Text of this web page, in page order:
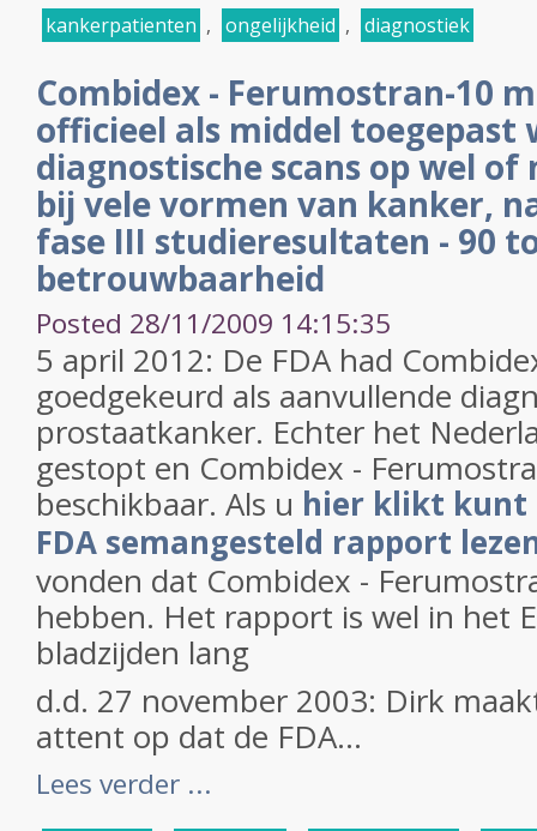
kankerpatienten , ongelijkheid , diagnostiek
Combidex - Ferumostran-10
officieel als middel toegepast
diagnostische scans op wel
bij vele vormen van kanker,
fase III studieresultaten - 90
betrouwbaarheid
Posted 28/11/2009 14:15:35
5 april 2012: De FDA had
goedgekeurd als aanvullende
prostaatkanker. Echter het
gestopt en Combidex -
beschikbaar. Als u hier klikt kunt
FDA semangesteld rapport
vonden dat Combidex -
hebben. Het rapport is wel in het
bladzijden lang
d.d. 27 november 2003: Dirk
attent op dat de FDA...
Lees verder ...